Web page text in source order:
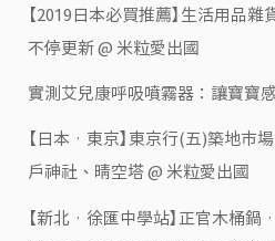
【2019日本必買推薦】生活用品
不停更新 @ 米粒愛出國
實測艾兒康呼吸噴霧器：讓寶寶
【日本‧東京】東京行(五)築地市
戶神社、晴空塔 @ 米粒愛出國
【新北‧徐匯中學站】正官木桶鍋